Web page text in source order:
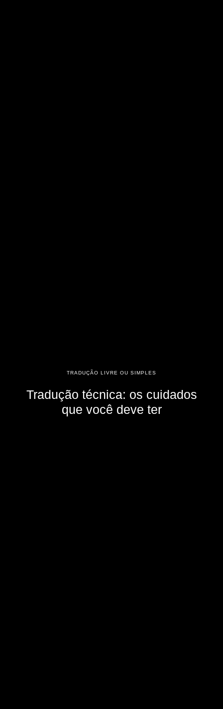
TRADUÇÃO LIVRE OU SIMPLES
Tradução técnica: os cuidados
que você deve ter